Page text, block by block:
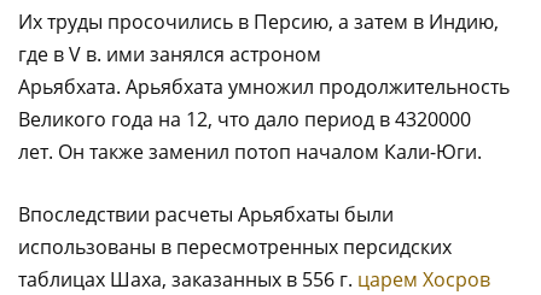
Их труды просочились в Персию, а затем в Индию,
где в V в. ими занялся астроном
Арьябхата. Арьябхата умножил продолжительность
Великого года на 12, что дало период в 4320000
лет. Он также заменил потоп началом Кали-Юги.
Впоследствии расчеты Арьябхаты были
использованы в пересмотренных персидских
таблицах Шаха, заказанных в 556 г. царем Хосров